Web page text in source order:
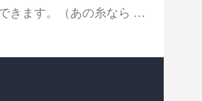
きます。（あの糸なら …